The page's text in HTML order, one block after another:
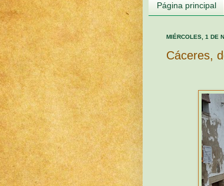
Página principal
MIÉRCOLES, 1 DE
Cáceres,